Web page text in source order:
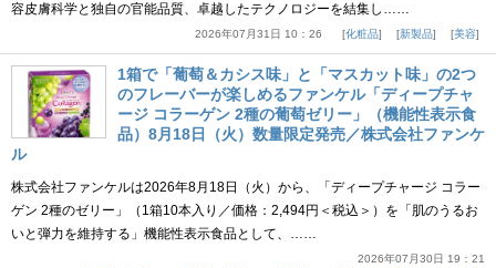
容皮膚科学と独自の官能品質、卓越したテクノロジーを結集し……
2026年07月31日 10：26 化粧品 新製品 美容
1箱で「葡萄＆カシス味」と「マスカット味」の2つ
のフレーバーが楽しめるファンケル「ディープチャ
ージ コラーゲン 2種の葡萄ゼリー」（機能性表示食
品）8月18日（火）数量限定発売／株式会社ファンケ
ル
株式会社ファンケルは2026年8月18日（火）から、「ディープチャージ コラー
ゲン 2種のゼリー」（1箱10本入り／価格：2,494円＜税込＞）を「肌のうるお
いと弾力を維持する」機能性表示食品として、……
2026年07月30日 19：21